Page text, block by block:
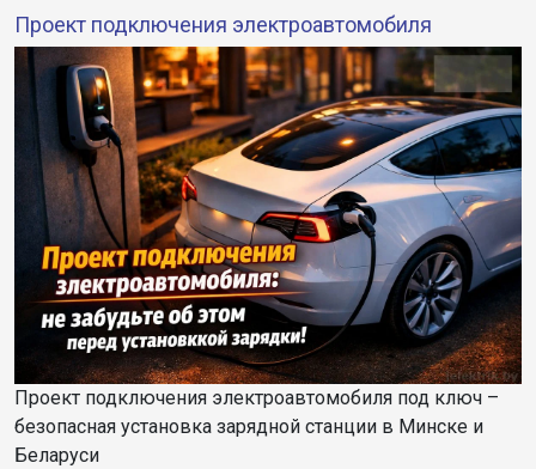
Проект подключения электроавтомобиля
Проект подключения электроавтомобиля под ключ –
безопасная установка зарядной станции в Минске и
Беларуси